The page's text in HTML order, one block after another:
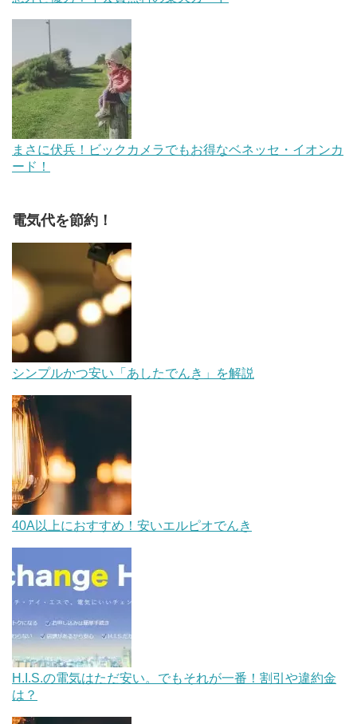
まさに伏兵！ビックカメラでもお得なベネッセ・イオンカ
ード！
電気代を節約！
シンプルかつ安い「あしたでんき」を解説
40A以上におすすめ！安いエルピオでんき
H.I.S.の電気はただ安い。でもそれが一番！割引や違約金
は？